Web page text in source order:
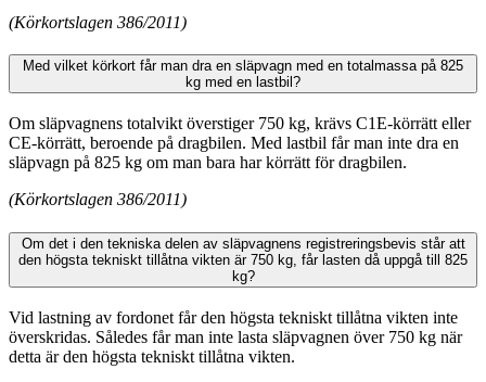
(Körkortslagen 386/2011)
Med vilket körkort får man dra en släpvagn med en totalmassa på 825
kg med en lastbil?
Om släpvagnens totalvikt överstiger 750 kg, krävs C1E-körrätt eller
CE-körrätt, beroende på dragbilen. Med lastbil får man inte dra en
släpvagn på 825 kg om man bara har körrätt för dragbilen.
(Körkortslagen 386/2011)
Om det i den tekniska delen av släpvagnens registreringsbevis står att
den högsta tekniskt tillåtna vikten är 750 kg, får lasten då uppgå till 825
kg?
Vid lastning av fordonet får den högsta tekniskt tillåtna vikten inte
överskridas. Således får man inte lasta släpvagnen över 750 kg när
detta är den högsta tekniskt tillåtna vikten.